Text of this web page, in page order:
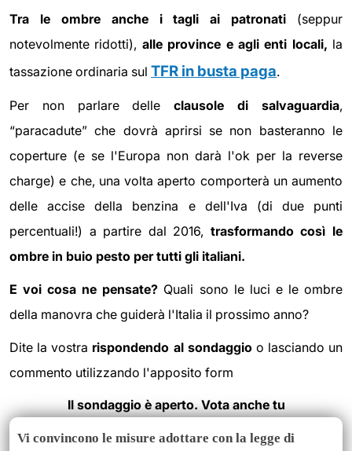
Tra le ombre anche i tagli ai patronati (seppur
notevolmente ridotti), alle province e agli enti locali, la
tassazione ordinaria sul TFR in busta paga.
Per non parlare delleclausole di salvaguardia,
“paracadute” che dovrà aprirsi se non basteranno le
coperture (e se l'Europa non darà l'ok per la reverse
charge) e che, una volta aperto comporterà un aumento
delle accise della benzina e dell'Iva (di due punti
percentuali!) a partire dal 2016, trasformando così le
ombre in buio pesto per tutti gli italiani.
E voi cosa ne pensate? Quali sono le luci e le ombre
della manovra che guiderà l'Italia il prossimo anno?
Dite la vostra rispondendo al sondaggioo lasciando un
commento utilizzando l'apposito form
Il sondaggio è aperto. Vota anche tu
Vi convincono le misure adottare con la legge di